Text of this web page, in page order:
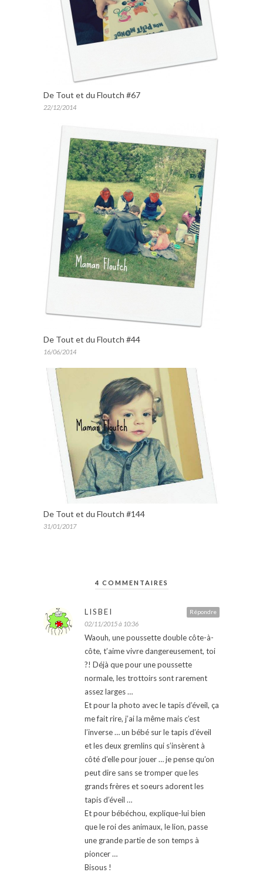
De Tout et du Floutch #67
22/12/2014
De Tout et du Floutch #44
16/06/2014
De Tout et du Floutch #144
31/01/2017
4 COMMENTAIRES
Répondre
LISBEI
02/11/2015 à 10:36
Waouh, une poussette double côte-à-
côte, t’aime vivre dangereusement, toi
?! Déjà que pour une poussette
normale, les trottoirs sont rarement
assez larges …
Et pour la photo avec le tapis d’éveil, ça
me fait rire, j’ai la même mais c’est
l’inverse … un bébé sur le tapis d’éveil
et les deux gremlins qui s’insèrent à
côté d’elle pour jouer … je pense qu’on
peut dire sans se tromper que les
grands frères et soeurs adorent les
tapis d’éveil …
Et pour bébéchou, explique-lui bien
que le roi des animaux, le lion, passe
une grande partie de son temps à
pioncer …
Bisous !